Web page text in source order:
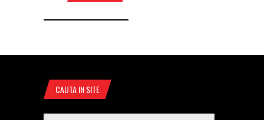
CAUTA IN SITE